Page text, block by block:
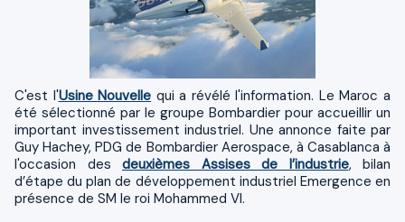
C'est l'Usine Nouvelle qui a révélé l'information. Le Maroc a
été sélectionné par le groupe Bombardier pour accueillir un
important investissement industriel. Une annonce faite par
Guy Hachey, PDG de Bombardier Aerospace, à Casablanca à
l'occasion des deuxièmes Assises de l’industrie, bilan
d’étape du plan de développement industriel Emergence en
présence de SM le roi Mohammed VI.